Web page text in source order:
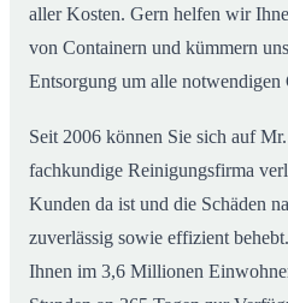
aller Kosten. Gern helfen wir
von Containern und kümmern
Entsorgung um alle notwendigen
Seit 2006 können Sie sich auf
fachkundige Reinigungsfirma
Kunden da ist und die Schäden
zuverlässig sowie effizient
Ihnen im 3,6 Millionen